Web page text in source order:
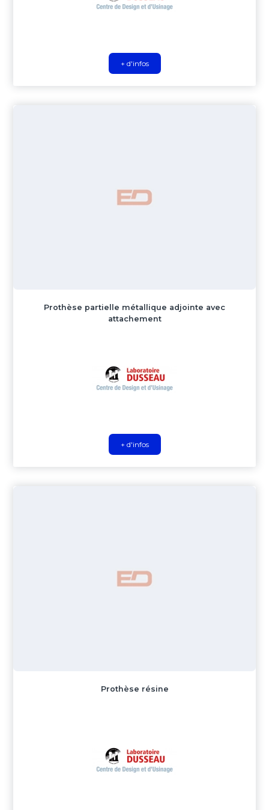
+ d'infos
Prothèse partielle métallique adjointe avec
attachement
+ d'infos
Prothèse résine